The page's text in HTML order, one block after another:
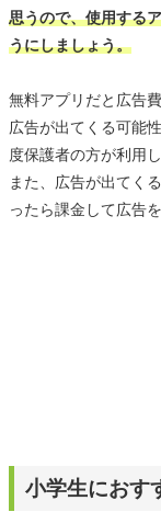
思うので、使用する
うにしましょう。
無料アプリだと広告
広告が出てくる可能
度保護者の方が利用
また、広告が出てく
ったら課金して広告
小学生におす